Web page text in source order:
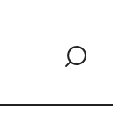
Siirry